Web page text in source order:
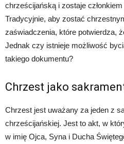
chrześcijańską i zostaje członkiem
Tradycyjnie, aby zostać
zaświadczenia, które potwierdza,
Jednak czy istnieje możliwość
takiego dokumentu?
Chrzest jako
Chrzest jest uważany za jeden z
chrześcijańskiej. Jest to akt, w
w imię Ojca, Syna i Ducha